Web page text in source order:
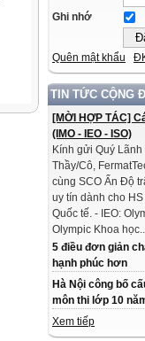
Ghi nhớ
Quên mật khẩu
TIN TỨC CỘNG
[MỜI HỢP TÁC]
(IMO - IEO - ISO)
Kính gửi Quý
Thầy/Cô,
cùng SCO Ấn Độ
uy tín dành cho
Quốc tế. - IEO:
Olympic Khoa
5 điều đơn giản
hạnh phúc hơn
Hà Nội công bố
môn thi lớp 10
Xem tiếp